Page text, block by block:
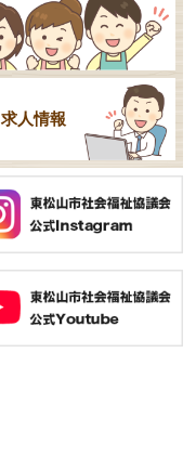
求人情報